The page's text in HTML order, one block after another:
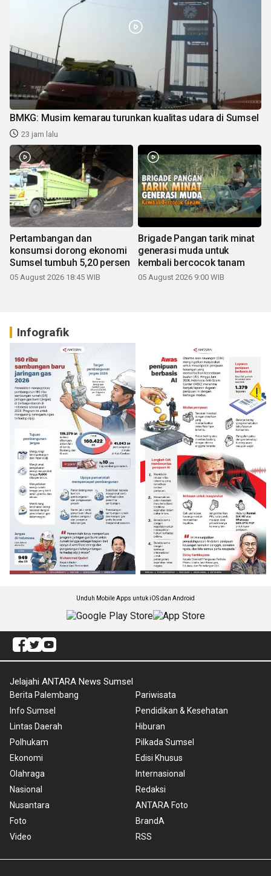
BMKG: Musim kemarau turunkan kualitas udara di Sumsel
23 jam lalu
Pertambangan dan
konsumsi dorong ekonomi
Sumsel tumbuh 5,20 persen
05 August 2026 18:45 WIB
Brigade Pangan tarik minat
generasi muda untuk
kembali bercocok tanam
05 August 2026 9:00 WIB
Infografik
Unduh Mobile Apps untuk iOS dan Android
Jelajahi ANTARA News Sumsel
Berita Palembang
Info Sumsel
Lintas Daerah
Polhukam
Ekonomi
Olahraga
Nasional
Nusantara
Foto
Video
Pariwisata
Pendidikan & Kesehatan
Hiburan
Pilkada Sumsel
Edisi Khusus
Internasional
Redaksi
ANTARA Foto
BrandA
RSS